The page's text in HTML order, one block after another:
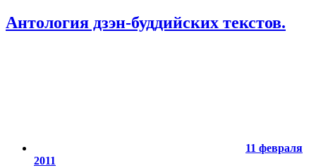
Антология дзэн-буддийских текстов.
11 февраля
2011